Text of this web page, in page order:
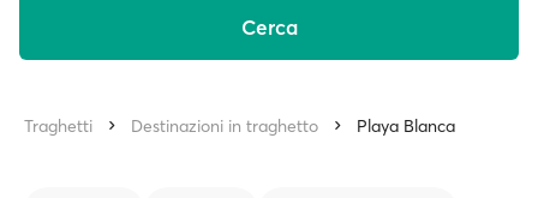
Cerca
Traghetti Destinazioni in traghetto Playa Blanca